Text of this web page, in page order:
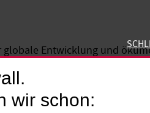
globale Entwicklung und
wir schon: